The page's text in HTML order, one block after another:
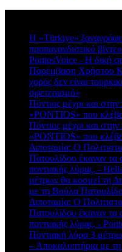
Η «Türkiye»
προπαγανδιστικό
PontosVoice - H δική
Παρέμβαση Χρήστου
χορός δεν είναι
σφετερισμό»
Πόντιος μέχρι και
«PONTIOS» που
Πόντιος μέχρι και
«PONTIOS» που
Διποταμία: Ο
Πατουλίδου έκαναν τα
ποντιακής λύρας. -
μέτρων θα κοσμεί τη
με τη Βούλα
Διποταμία: Ο
Πατουλίδου έκαναν τα
ποντιακής λύρας. -
Ποντιακή λύρα 3
– Αποκαλυπτήρια με